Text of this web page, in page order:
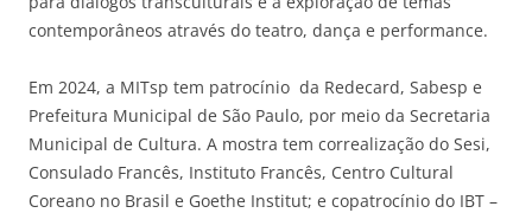
contemporâneos através do teatro, dança e performance.
Em 2024, a MITsp tem patrocínio da Redecard, Sabesp e
Prefeitura Municipal de São Paulo, por meio da Secretaria
Municipal de Cultura. A mostra tem correalização do Sesi,
Consulado Francês, Instituto Francês, Centro Cultural
Coreano no Brasil e Goethe Institut; e copatrocínio do IBT –